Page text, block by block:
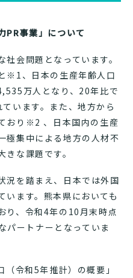
PR事業」について
会問題となっています。
※1、日本の生産年齢人口
万人となり、20年比で
います。また、地方から
おり※2 、日本国内の生産
極集中による地方の人材不
な課題です。
況を踏まえ、日本では外国
います。熊本県においても
り、令和4年の10月末時点
ートナーとなっていま
令和5年推計）の概要」